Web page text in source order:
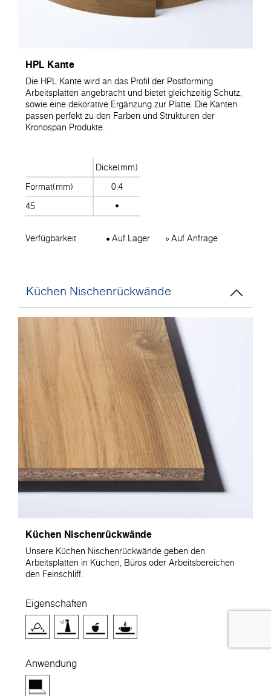
HPL Kante
Die HPL Kante wird an das Profil der Postforming
Arbeitsplatten angebracht und bietet gleichzeitig Schutz,
sowie eine dekorative Ergänzung zur Platte. Die Kanten
passen perfekt zu den Farben und Strukturen der
Kronospan Produkte.
Dicke(mm)
Format(mm)
0.4
45
Verfügbarkeit Auf Lager Auf Anfrage
Küchen Nischenrückwände
Küchen Nischenrückwände
Unsere Küchen Nischenrückwände geben den
Arbeitsplatten in Küchen, Büros oder Arbeitsbereichen
den Feinschliff.
Eigenschaften
Anwendung